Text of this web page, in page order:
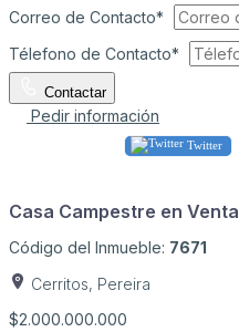
Correo de Contacto*
Télefono de Contacto*
Contactar
Pedir información
Twitter
Casa Campestre en Venta
Código del Inmueble: 7671
Cerritos, Pereira
$2.000.000.000